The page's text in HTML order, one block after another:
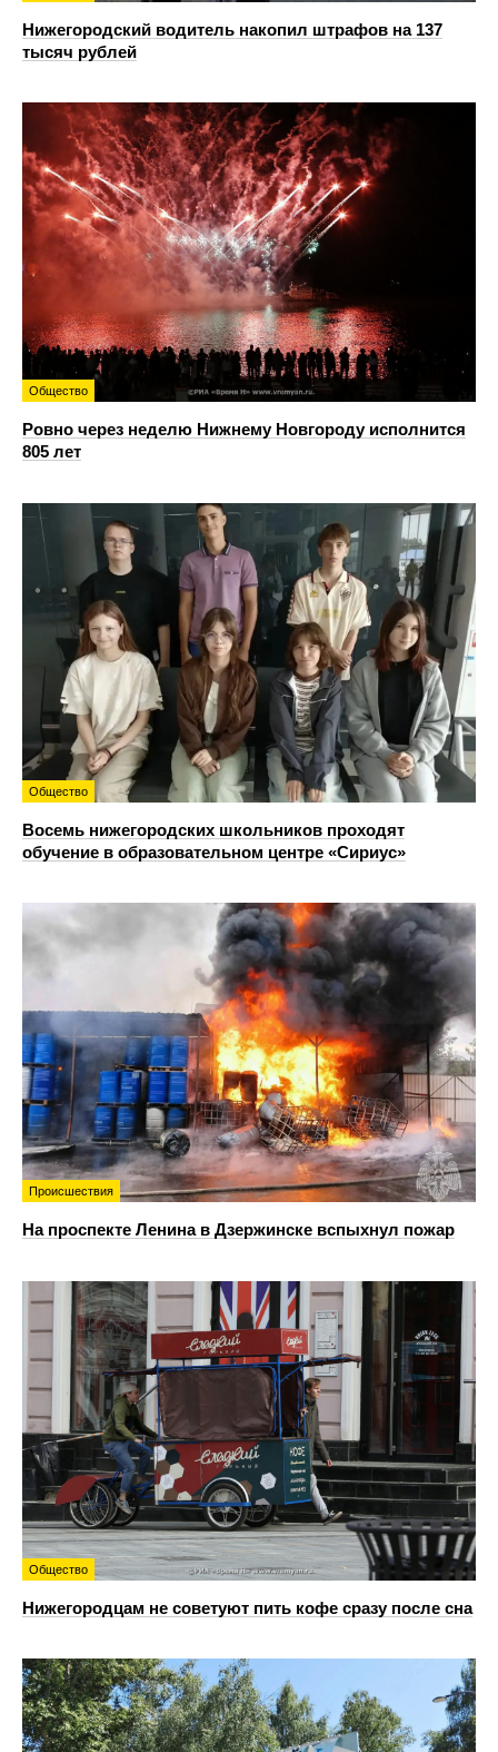
Нижегородский водитель накопил штрафов на 137
тысяч рублей
Общество
Ровно через неделю Нижнему Новгороду исполнится
805 лет
Общество
Восемь нижегородских школьников проходят
обучение в образовательном центре «Сириус»
Происшествия
На проспекте Ленина в Дзержинске вспыхнул пожар
Общество
Нижегородцам не советуют пить кофе сразу после сна